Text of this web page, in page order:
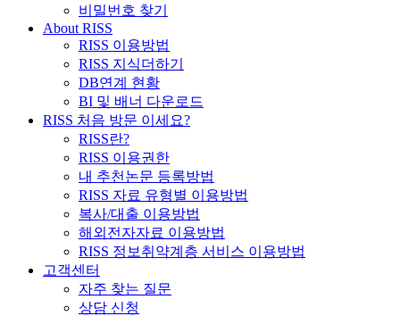
비밀번호 찾기
About RISS
RISS 이용방법
RISS 지식더하기
DB연계 현황
BI 및 배너 다운로드
RISS 처음 방문 이세요?
RISS란?
RISS 이용권한
내 추천논문 등록방법
RISS 자료 유형별 이용방법
복사/대출 이용방법
해외전자자료 이용방법
RISS 정보취약계층 서비스 이용방법
고객센터
자주 찾는 질문
상담 신청